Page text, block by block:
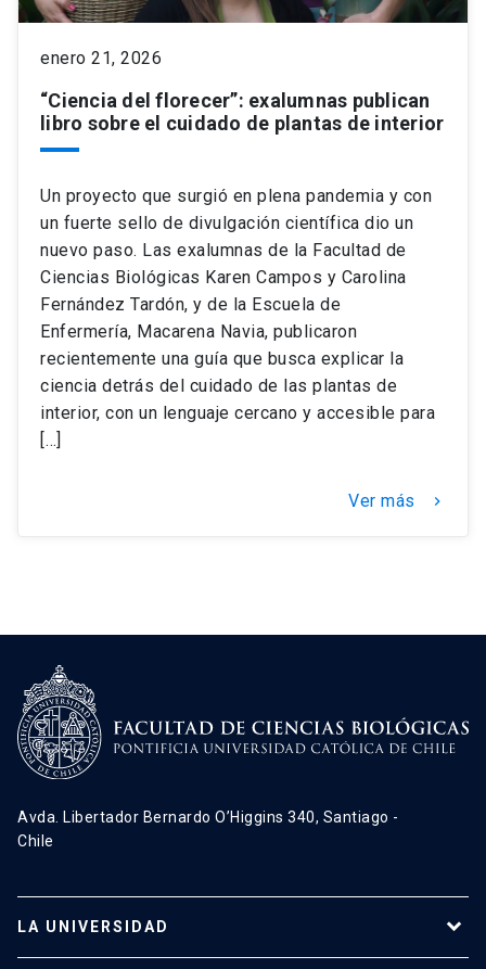
Académicos
Consejo de Facultad
Documentos FCB
Dirección Investigación
Grupos de Investigación
FCB en el Territorio
Redes Internacionales
Estudiantes
Pregrado
Centro de Estudiantes
Publicaciones
enero 21, 2026
“Ciencia del florecer”: exalumnas publican
libro sobre el cuidado de plantas de interior
Un proyecto que surgió en plena pandemia y con
un fuerte sello de divulgación científica dio un
nuevo paso. Las exalumnas de la Facultad de
Ciencias Biológicas Karen Campos y Carolina
Fernández Tardón, y de la Escuela de
Enfermería, Macarena Navia, publicaron
recientemente una guía que busca explicar la
ciencia detrás del cuidado de las plantas de
interior, con un lenguaje cercano y accesible para
[…]
Ver más keyboard_arrow_right
Avda. Libertador Bernardo O’Higgins 340, Santiago -
Chile
LA UNIVERSIDAD